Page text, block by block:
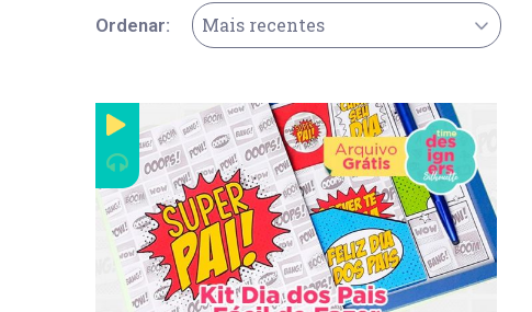
Ordenar: Mais recentes